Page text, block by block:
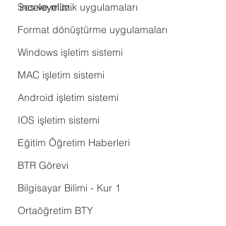
Ses ve müzik uygulamaları
Format dönüştürme uygulamaları
Windows işletim sistemi
MAC işletim sistemi
Android işletim sistemi
IOS işletim sistemi
Eğitim Öğretim Haberleri
BTR Görevi
Bilgisayar Bilimi - Kur 1
Ortaöğretim BTY
inceleyelim.